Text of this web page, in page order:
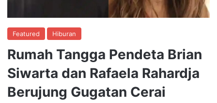
Featured Hiburan
Rumah Tangga Pendeta Brian
Siwarta dan Rafaela Rahardja
Berujung Gugatan Cerai